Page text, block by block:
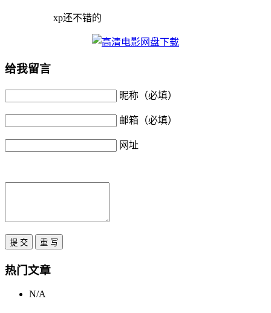
xp还不错的
给我留言
昵称（必填）
邮箱（必填）
网址
热门文章
N/A